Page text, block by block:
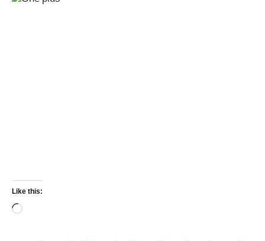
Like this:
Loading…